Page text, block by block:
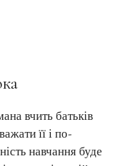
вчить батьків
її і по-
навчання буде